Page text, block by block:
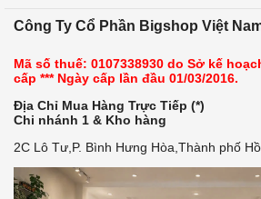
Công Ty Cổ Phần Bigshop Việt
Mã số thuế: 0107338930 do Sở kế
cấp *** Ngày cấp lần đầu 01/03/2016.
Địa Chỉ Mua Hàng Trực Tiếp (*)
Chi nhánh 1 & Kho hàng
2C Lô Tư,P. Bình Hưng Hòa,Thành phố